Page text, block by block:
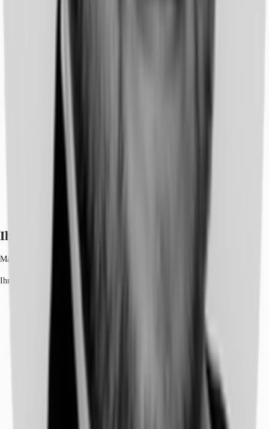
Ihr Kontakt
Martin Jahnke
Ihr Kontakt